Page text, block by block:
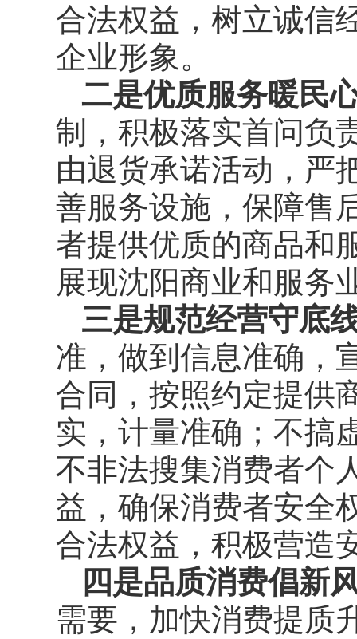
合法权益，树立诚信
企业形象。
二是优质服务暖民
制，积极落实首问负
由退货承诺活动，严
善服务设施，保障售
者提供优质的商品和
展现沈阳商业和服务
三是规范经营守底
准，做到信息准确，
合同，按照约定提供
实，计量准确；不搞
不非法搜集消费者个
益，确保消费者安全
合法权益，积极营造
四是品质消费倡新
需要，加快消费提质